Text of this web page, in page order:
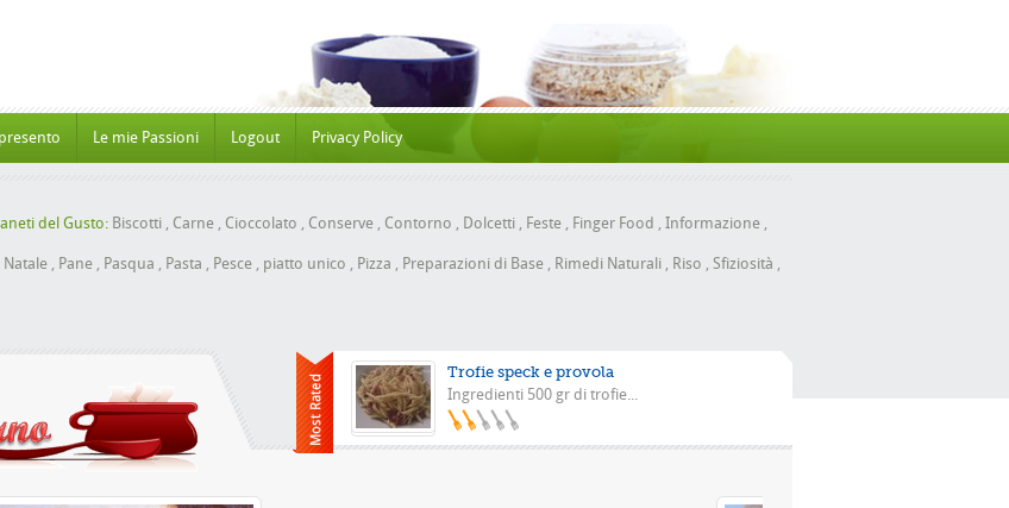
Le mie Passioni Logout Privacy Policy
del Gusto: Biscotti , Carne , Cioccolato , Conserve , Contorno , Dolcetti , Feste , Finger Food , Informazione ,
Natale , Pane , Pasqua , Pasta , Pesce , piatto unico , Pizza , Preparazioni di Base , Rimedi Naturali , Riso , Sfiziosità ,
Trofie speck e provola
Ingredienti 500 gr di trofie...